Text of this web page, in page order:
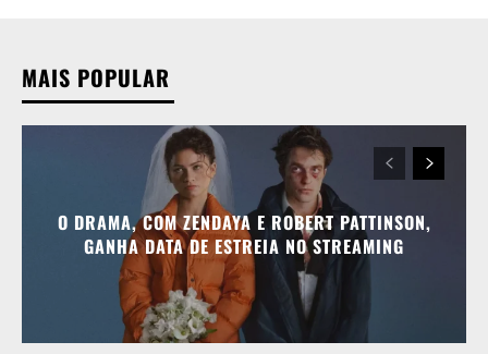
MAIS POPULAR
O DRAMA, COM ZENDAYA E ROBERT PATTINSON,
GANHA DATA DE ESTREIA NO STREAMING